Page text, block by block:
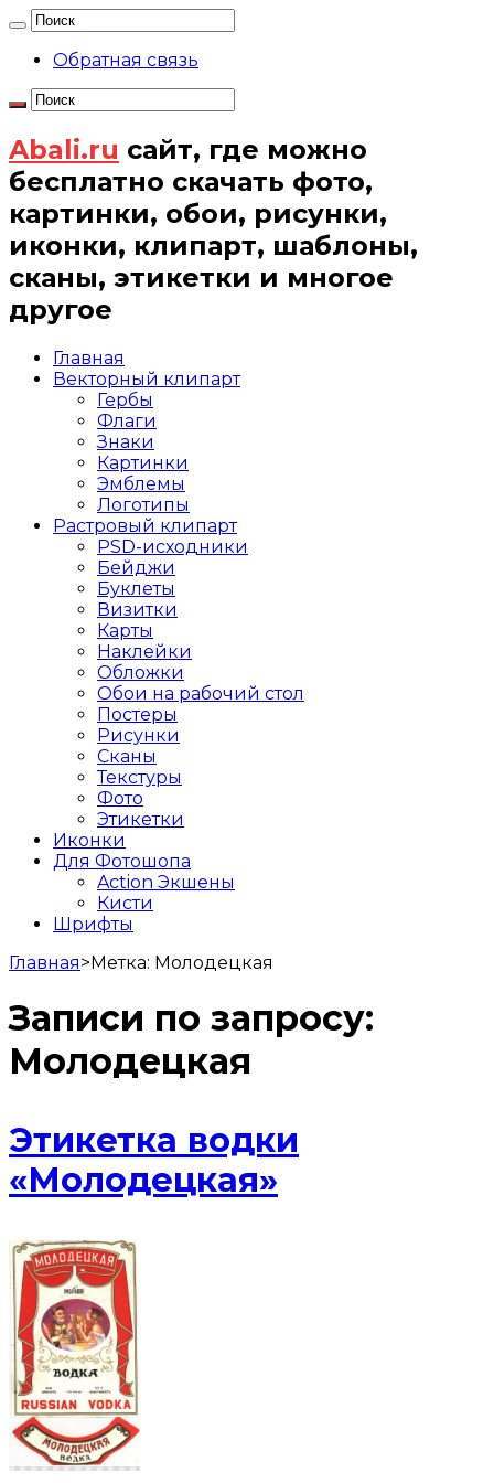
Обратная связь
Abali.ru сайт, где можно
бесплатно скачать фото,
картинки, обои, рисунки,
иконки, клипарт, шаблоны,
сканы, этикетки и многое
другое
Главная
Векторный клипарт
Гербы
Флаги
Знаки
Картинки
Эмблемы
Логотипы
Растровый клипарт
PSD-исходники
Бейджи
Буклеты
Визитки
Карты
Наклейки
Обложки
Обои на рабочий стол
Постеры
Рисунки
Сканы
Текстуры
Фото
Этикетки
Иконки
Для Фотошопа
Action Экшены
Кисти
Шрифты
Главная>Метка: Молодецкая
Записи по запросу:
Молодецкая
Этикетка водки
«Молодецкая»